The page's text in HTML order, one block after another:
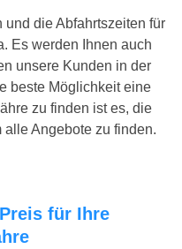
die Abfahrtszeiten für
Es werden Ihnen auch
unsere Kunden in der
beste Möglichkeit eine
zu finden ist es, die
Angebote zu finden.